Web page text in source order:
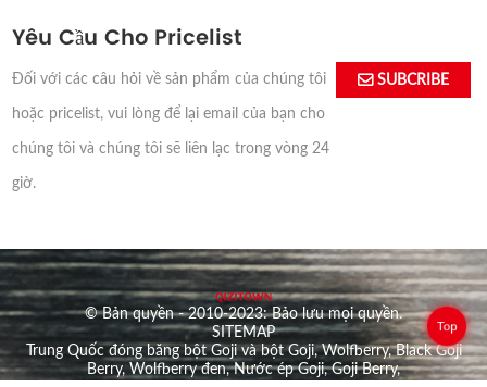
Yêu Cầu Cho Pricelist
Đối với các câu hỏi về sản phẩm của chúng tôi
hoặc pricelist, vui lòng để lại email của bạn cho
chúng tôi và chúng tôi sẽ liên lạc trong vòng 24
giờ.
SUBCRIBE
© Bản quyền - 2010-2023: Bảo lưu mọi quyền.
SITEMAP
Trung Quốc đóng băng bột Goji và bột Goji,Wolfberry,Black Goji
Berry, Wolfberry đen,Nước ép Goji,Goji Berry,
Top